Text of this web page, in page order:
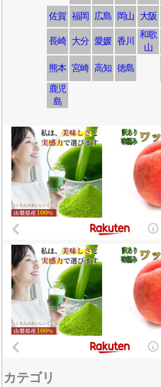
佐賀 福岡 広島 岡山 大阪
長崎 大分 愛媛 香川
和歌
山
熊本 宮崎 高知 徳島
鹿児
島
カテゴリ